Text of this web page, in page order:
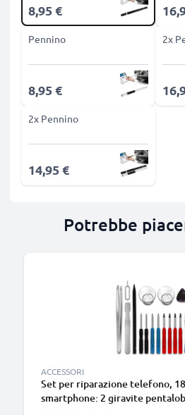
8,95 €
Pennino
8,95 €
2x
2x Pennino
14,95 €
Potrebbe
ACCESSORI
Set per riparazione telefono,
smartphone: 2 giravite